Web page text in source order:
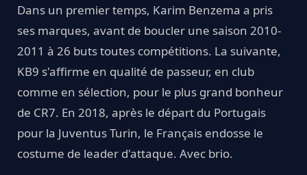
Dans un premier temps, Karim Benzema a pris
ses marques, avant de boucler une saison 2010-
2011 à 26 buts toutes compétitions. La suivante,
KB9 s'affirme en qualité de passeur, en club
comme en sélection, pour le plus grand bonheur
de CR7. En 2018, après le départ du Portugais
pour la Juventus Turin, le Français endosse le
costume de leader d'attaque. Avec brio.